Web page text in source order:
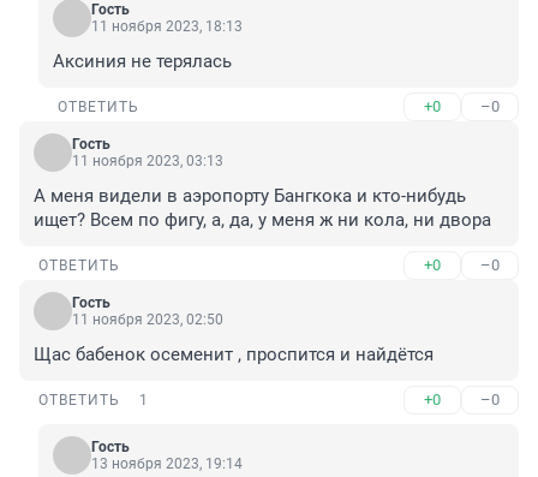
Гость
11 ноября 2023, 18:13
Аксиния не терялась
ОТВЕТИТЬ +0 –0
Гость
11 ноября 2023, 03:13
А меня видели в аэропорту Бангкока и кто-нибудь
ищет? Всем по фигу, а, да, у меня ж ни кола, ни двора
ОТВЕТИТЬ +0 –0
Гость
11 ноября 2023, 02:50
Щас бабенок осеменит , проспится и найдётся
ОТВЕТИТЬ 1 +0 –0
Гость
13 ноября 2023, 19:14